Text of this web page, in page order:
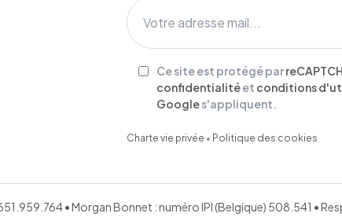
Ce site est protégé par
confidentialitéet conditions
Googles'appliquent.
Charte vie privée • Politique des cookies
• Morgan Bonnet : numéro IPI (Belgique) 508.541 •